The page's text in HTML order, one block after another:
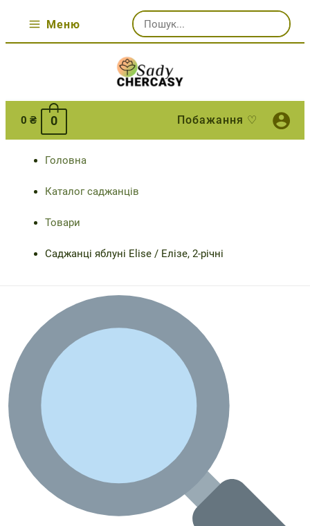
Меню
Шукати:
0 ₴ 0 Побажання ♡
Головна
Каталог саджанців
Товари
Саджанці яблуні Elise / Елізе, 2-річні